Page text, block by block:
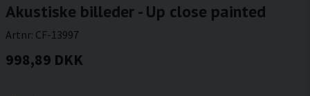
Akustiske billeder - Up close painted
Artnr: CF-13997
998,89 DKK